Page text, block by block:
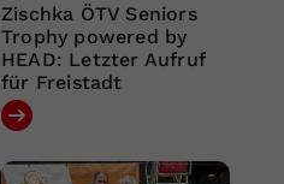
Zischka ÖTV Seniors
Trophy powered by
HEAD: Letzter Aufruf
für Freistadt